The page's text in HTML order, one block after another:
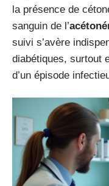
la présence de
sanguin de l’
suivi s’avère
diabétiques, surtout
d’un épisode